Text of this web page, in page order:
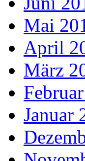
Mai
April
März
Januar